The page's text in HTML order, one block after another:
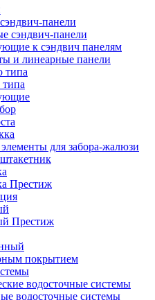
панели
сэндвич-панели
к сэндвич панелям
и линеарные панели
типа
типа
для забора-жалюзи
Престиж
Престиж
покрытием
водосточные системы
водосточные системы